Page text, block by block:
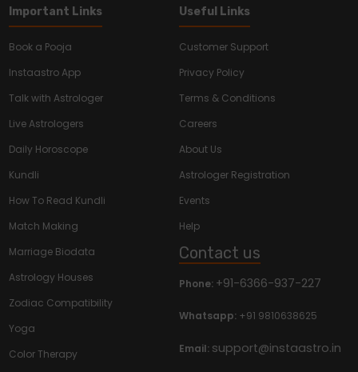
Important Links
Book a Pooja
Instaastro App
Talk with Astrologer
Live Astrologers
Daily Horoscope
Kundli
How To Read Kundli
Match Making
Marriage Biodata
Astrology Houses
Zodiac Compatibility
Yoga
Color Therapy
Useful Links
Customer Support
Privacy Policy
Terms & Conditions
Careers
About Us
Astrologer Registration
Events
Help
Contact us
Phone: +91-6366-937-227
Whatsapp: +91 9810638625
Email: support@instaastro.in